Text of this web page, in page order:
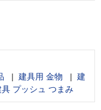
建具用 金物
建
具 プッシュ つまみ